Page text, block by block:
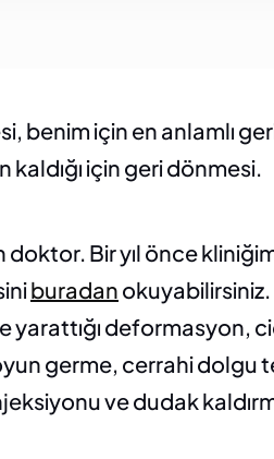
benim için en anlamlı
için geri dönmesi.
doktor. Bir yıl önce
buradan
deformasyon,
germe, cerrahi
ve dudak